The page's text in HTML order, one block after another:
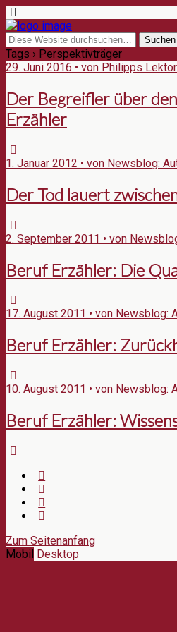
Tags › Perspektivträger
29. Juni 2016 • von Philipps
Der Begreifler über
Erzähler
1. Januar 2012 • von Newsblog:
Der Tod lauert
2. September 2011 • von
Beruf Erzähler: Die
17. August 2011 • von Newsblog:
Beruf Erzähler:
10. August 2011 • von Newsblog:
Beruf Erzähler:
Zum Seitenanfang
Mobil Desktop